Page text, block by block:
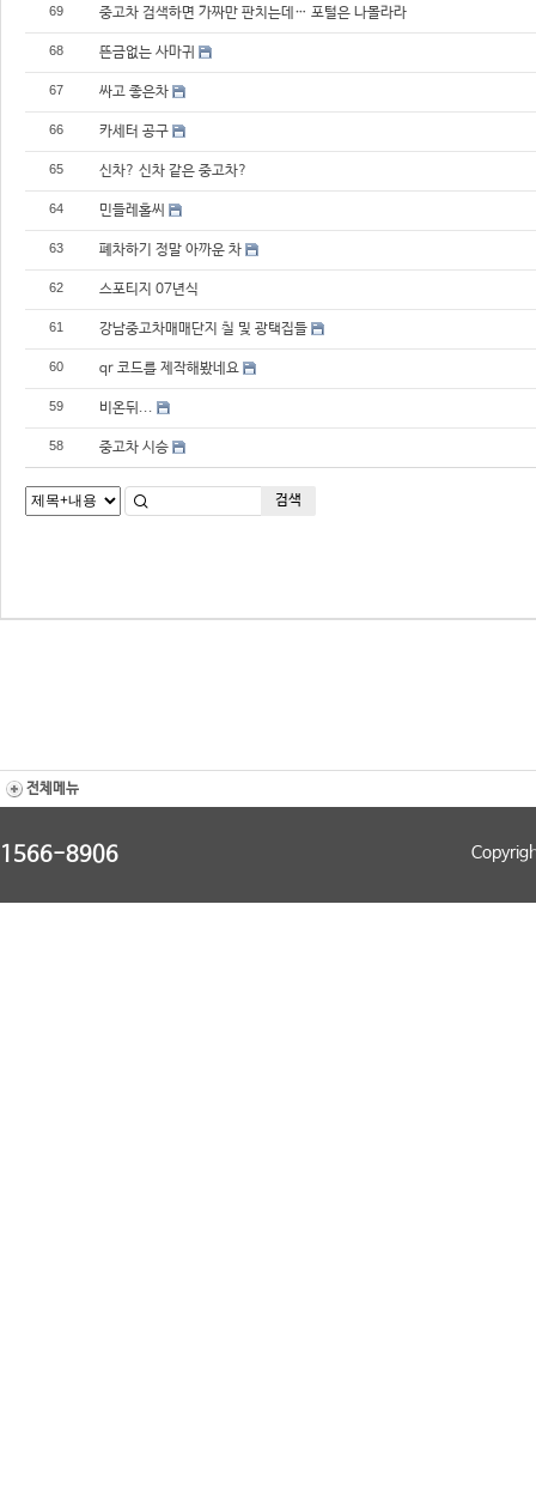
69 중고차 검색하면 가짜만 판치는데… 포털은 나몰라라
68 뜬금없는 사마귀
67 싸고 좋은차
66 카세터 공구
65 신차? 신차 같은 중고차?
64 민들레홀씨
63 폐차하기 정말 아까운 차
62 스포티지 07년식
61 강남중고차매매단지 칠 및 광택집들
60 qr 코드를 제작해봤네요
59 비온뒤...
58 중고차 시승
검색
전체메뉴
1566-8906